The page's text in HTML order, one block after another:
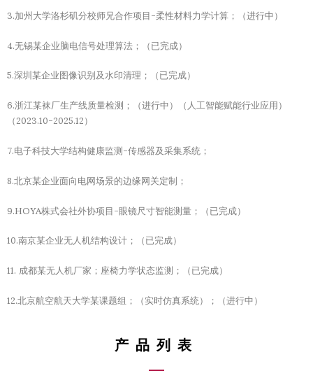
3.加州大学洛杉矶分校师兄合作项目-柔性材料力学计算；（进行中）
4.无锡某企业脑电信号处理算法；（已完成）
5.深圳某企业图像识别及水印清理；（已完成）
6.浙江某袜厂生产线质量检测；（进行中）（人工智能赋能行业应用）
（2023.10-2025.12）
7.电子科技大学结构健康监测-传感器及采集系统；
8.北京某企业面向电网场景的边缘网关定制；
9.HOYA株式会社外协项目-眼镜尺寸智能测量；（已完成）
10.南京某企业无人机结构设计；（已完成）
11. 成都某无人机厂家；座椅力学状态监测；（已完成）
12.北京航空航天大学某课题组；（实时仿真系统）；（进行中）
产品列表